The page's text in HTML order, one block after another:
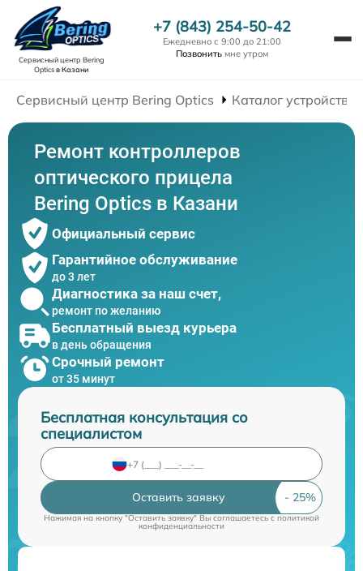
Сервисный центр Bering
Opticsв Казани
+7 (843) 254-50-42
Ежедневно с 9:00 до 21:00
Позвонить мне утром
Сервисный центр Bering Optics Каталог устройств
Ремонт контроллеров
оптического прицела
Bering Optics в Казани
Официальный сервис
Гарантийное обслуживание
до 3 лет
Диагностика за наш счет,
ремонт по желанию
Бесплатный выезд курьера
в день обращения
Срочный ремонт
от 35 минут
Бесплатная консультация со
специалистом
Оставить заявку
Нажимая на кнопку "Оставить заявку" Вы соглашаетесь cполитикой
конфиденциальности